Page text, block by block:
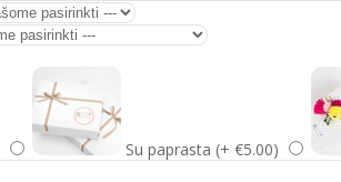
Su paprasta (+ €5.00)